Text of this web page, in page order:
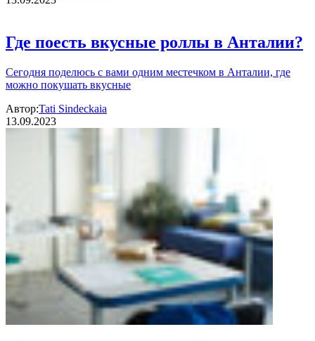
Где поесть вкусные роллы в Анталии?
Сегодня поделюсь с вами одним местечком в Анталии, где
можно покушать вкусные
Автор:Tati Sindeckaia
13.09.2023